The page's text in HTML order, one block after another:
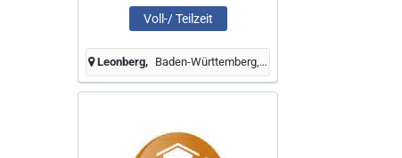
Voll-/ Teilzeit
Leonberg Baden-Württemberg, Deutschland